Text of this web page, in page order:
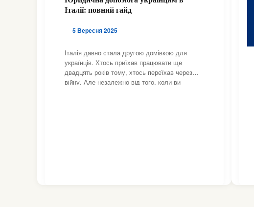
Італії: повний гайд
5 Вересня 2025
Італія давно стала другою домівкою для
українців. Хтось приїхав працювати ще
двадцять років тому, хтось переїхав через
війну. Але незалежно від того, коли ви